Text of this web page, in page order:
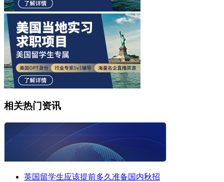
相关热门资讯
英国留学生应该提前多久准备国内秋招